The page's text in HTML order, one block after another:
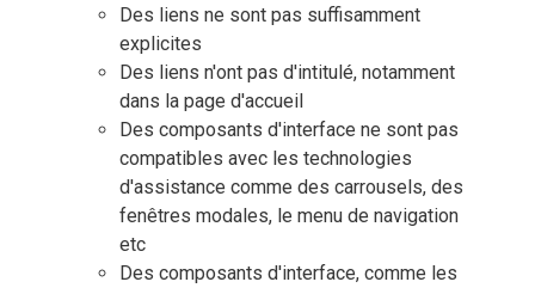
Des liens ne sont pas suffisamment
explicites
Des liens n'ont pas d'intitulé, notamment
dans la page d'accueil
Des composants d'interface ne sont pas
compatibles avec les technologies
d'assistance comme des carrousels, des
fenêtres modales, le menu de navigation
etc
Des composants d'interface, comme les